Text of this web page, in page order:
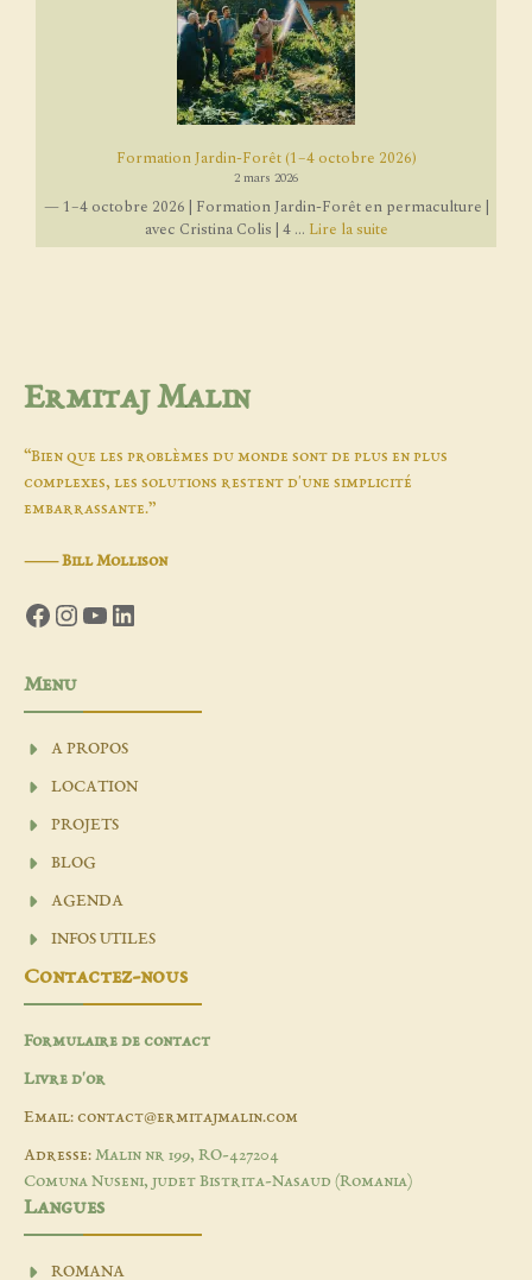
Formation Jardin-Forêt (1–4 octobre 2026)
2 mars 2026
— 1–4 octobre 2026 | Formation Jardin-Forêt en permaculture |
avec Cristina Colis | 4 ... Lire la suite
Ermitaj Malin
“Bien que les problèmes du monde sont de plus en plus
complexes, les solutions restent d'une simplicité
embarrassante.”
―Bill Mollison
Facebook
Instagram
YouTube
LinkedIn
Menu
A PROPOS
LOCATION
PROJETS
BLOG
AGENDA
INFOS UTILES
Contactez-nous
Formulaire de contact
Livre d'or
Email: contact@ermitajmalin.com
Adresse: Malin nr 199, RO-427204
Comuna Nuseni, judet Bistrita-Nasaud (Romania)
Langues
ROMANA